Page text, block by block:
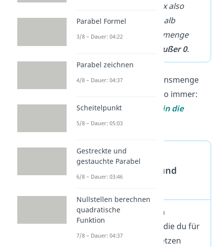
darfst du für x also
nicht 0 einsetzen. Deshalb
besteht die Definitionsmenge
allen Zahlen außer 0.
Wenn es um die Definitionsmenge
geht, überlegst du dir also immer:
Welche x-Werte darf ich in die
Funktion einsetzen?
Unterschied:
Definitionsbereich und
DerDefinitionsbereich
beschreibt alle Zahlen, die du für
x in eine Funktion einsetzen
Parabel Formel
3/8 – Dauer: 04:22
Parabel zeichnen
4/8 – Dauer: 04:37
Scheitelpunkt
5/8 – Dauer: 05:03
Gestreckte und
gestauchte Parabel
6/8 – Dauer: 03:46
Nullstellen berechnen
quadratische
Funktion
7/8 – Dauer: 04:37